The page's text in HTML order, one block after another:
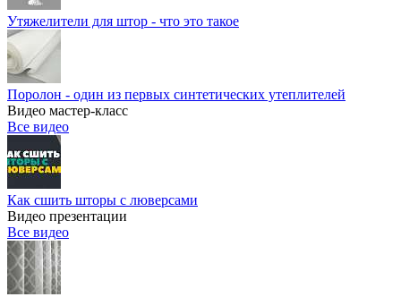
Утяжелители для штор - что это такое
Поролон - один из первых синтетических утеплителей
Видео мастер-класс
Все видео
Как сшить шторы с люверсами
Видео презентации
Все видео